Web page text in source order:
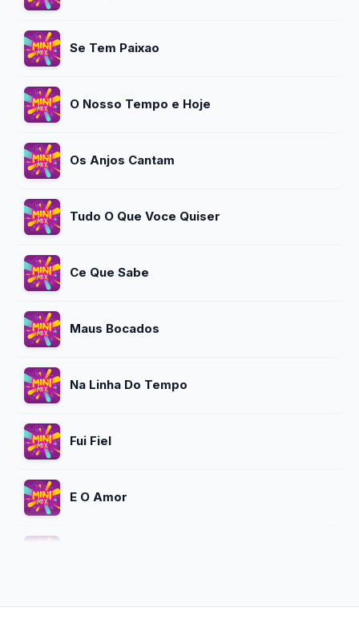
Se Tem Paixao
O Nosso Tempo e Hoje
Os Anjos Cantam
Tudo O Que Voce Quiser
Ce Que Sabe
Maus Bocados
Na Linha Do Tempo
Fui Fiel
E O Amor
No Dia Em Que Sai De Casa